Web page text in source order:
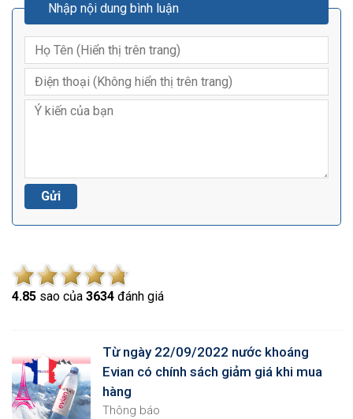
Nhập nội dung bình luận
4.85 sao của 3634 đánh giá
Từ ngày 22/09/2022 nước khoáng
Evian có chính sách giảm giá khi mua
hàng
Thông báo